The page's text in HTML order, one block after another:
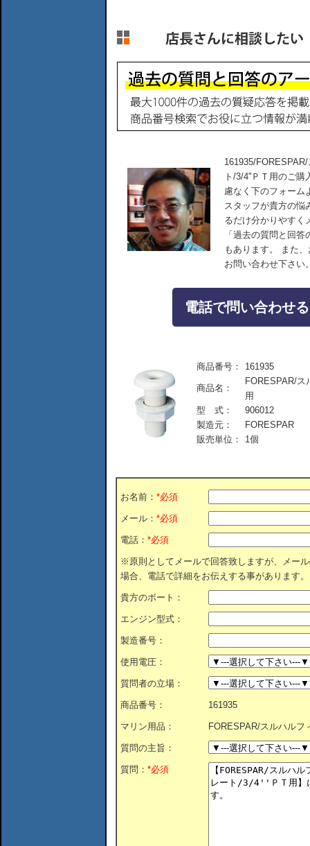
161935/
ト/3/4''ＰＴ用のご
慮なく下のフォーム
スタッフが貴方の悩
るだけ分かりやすく
「過去の質問と回
もあります。 また
お問い合わせ下さい
電話で問い合わせ
商品番号： 161935
商品名：
FORESPAR/ス
用
型 式：
906012
製造元：
FORESPAR
販売単位：
1個
お名前： *必須
メール： *必須
電話： *必須
※原則としてメールで回答致しますが、メー
場合、電話で詳細をお伝えする事があります。
貴方のボート：
エンジン型式：
製造番号：
使用電圧：
質問者の立場：
商品番号： 161935
マリン用品： FORESPAR/スルハルフ
質問の主旨：
質問： *必須